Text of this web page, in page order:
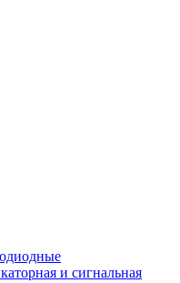
и сигнальная